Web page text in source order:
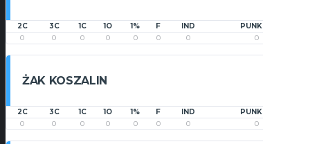
2C 3C 1C 1O 1% F IND
PUNKTY
0
0 0 0 0 0 0 0
ŻAK KOSZALIN
2C 3C 1C 1O 1% F IND
PUNKTY
0
0 0 0 0 0 0 0